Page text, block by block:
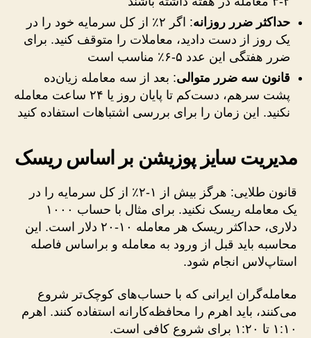
حداکثر ضرر روزانه
: اگر ۲٪ از کل سرمایه خود را در
یک روز از دست دادید، معاملات را متوقف کنید. برای
ضرر هفتگی این عدد ۵-۶٪ مناسب است
قانون سه ضرر متوالی: بعد از سه معامله زیان‌ده
پشت سرهم، دست‌کم تا پایان روز یا ۲۴ ساعت معامله
نکنید. این زمان را برای بررسی اشتباهات استفاده کنید
مدیریت سایز پوزیشن بر اساس ریسک
قانون طلایی: هرگز بیش از ۱-۲٪ از کل سرمایه را در
یک معامله ریسک نکنید. برای مثال با حساب ۱۰۰۰
دلاری، حداکثر ریسک هر معامله ۱۰-۲۰ دلار است. این
محاسبه باید قبل از ورود به معامله و براساس فاصله
استاپ‌لاس انجام شود.
معامله‌گران ایرانی که با حساب‌های کوچک‌تر شروع
می‌کنند، باید اهرم را محافظه‌کارانه استفاده کنند. اهرم
۱:۱۰ تا ۱:۲۰ برای شروع کافی است.